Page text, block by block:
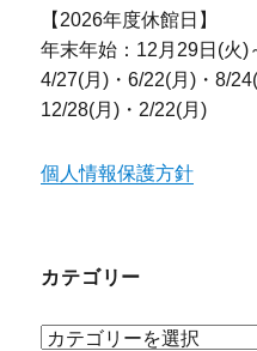
【2026年度休館日】
年末年始：12月29日(火)
4/27(月)・6/22(月)・8/
12/28(月)・2/22(月)
個人情報保護方針
カテゴリー
カ